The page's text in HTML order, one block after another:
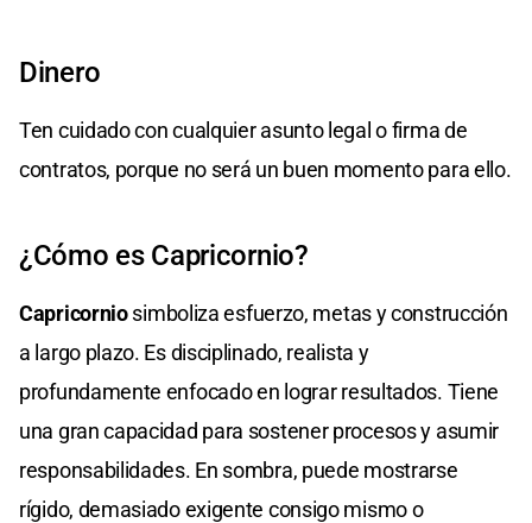
Dinero
Ten cuidado con cualquier asunto legal o firma de
contratos, porque no será un buen momento para ello.
¿Cómo es Capricornio?
Capricorniosimboliza esfuerzo, metas y construcción
a largo plazo. Es disciplinado, realista y
profundamente enfocado en lograr resultados. Tiene
una gran capacidad para sostener procesos y asumir
responsabilidades. En sombra, puede mostrarse
rígido, demasiado exigente consigo mismo o